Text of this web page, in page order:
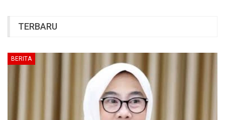
TERBARU
BERITA